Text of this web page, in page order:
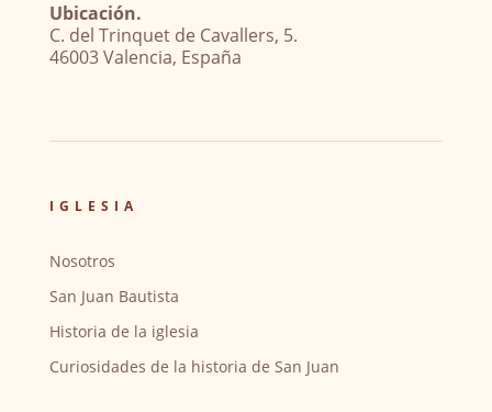
Ubicación.
C. del Trinquet de Cavallers, 5.
46003 Valencia, España
IGLESIA
Nosotros
San Juan Bautista
Historia de la iglesia
Curiosidades de la historia de San Juan